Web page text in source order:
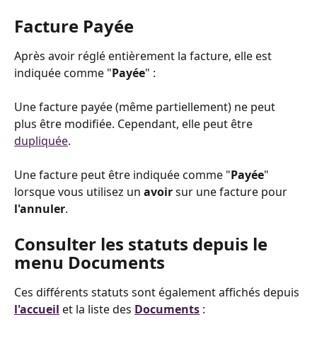
Facture Payée
Après avoir réglé entièrement la facture, elle est
indiquée comme "Payée" :
Une facture payée (même partiellement) ne peut
plus être modifiée. Cependant, elle peut être
dupliquée.
Une facture peut être indiquée comme "Payée"
lorsque vous utilisez un avoir sur une facture pour
l'annuler.
Consulter les statuts depuis le
menu Documents
Ces différents statuts sont également affichés depuis
l'accueil et la liste des Documents :